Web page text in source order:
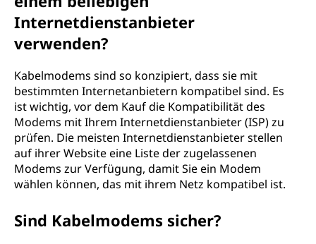
Internetdienstanbieter
verwenden?
Kabelmodems sind so konzipiert, dass sie mit
bestimmten Internetanbietern kompatibel sind. Es
ist wichtig, vor dem Kauf die Kompatibilität des
Modems mit Ihrem Internetdienstanbieter (ISP) zu
prüfen. Die meisten Internetdienstanbieter stellen
auf ihrer Website eine Liste der zugelassenen
Modems zur Verfügung, damit Sie ein Modem
wählen können, das mit ihrem Netz kompatibel ist.
Sind Kabelmodems sicher?